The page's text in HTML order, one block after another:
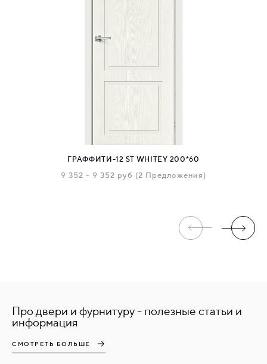
ГРАФФИТИ-12 ST WHITEY 200*60
9 352 - 9 352 руб (2 Предложения)
Про двери и фурнитуру - полезные статьи и
информация
СМОТРЕТЬ БОЛЬШЕ